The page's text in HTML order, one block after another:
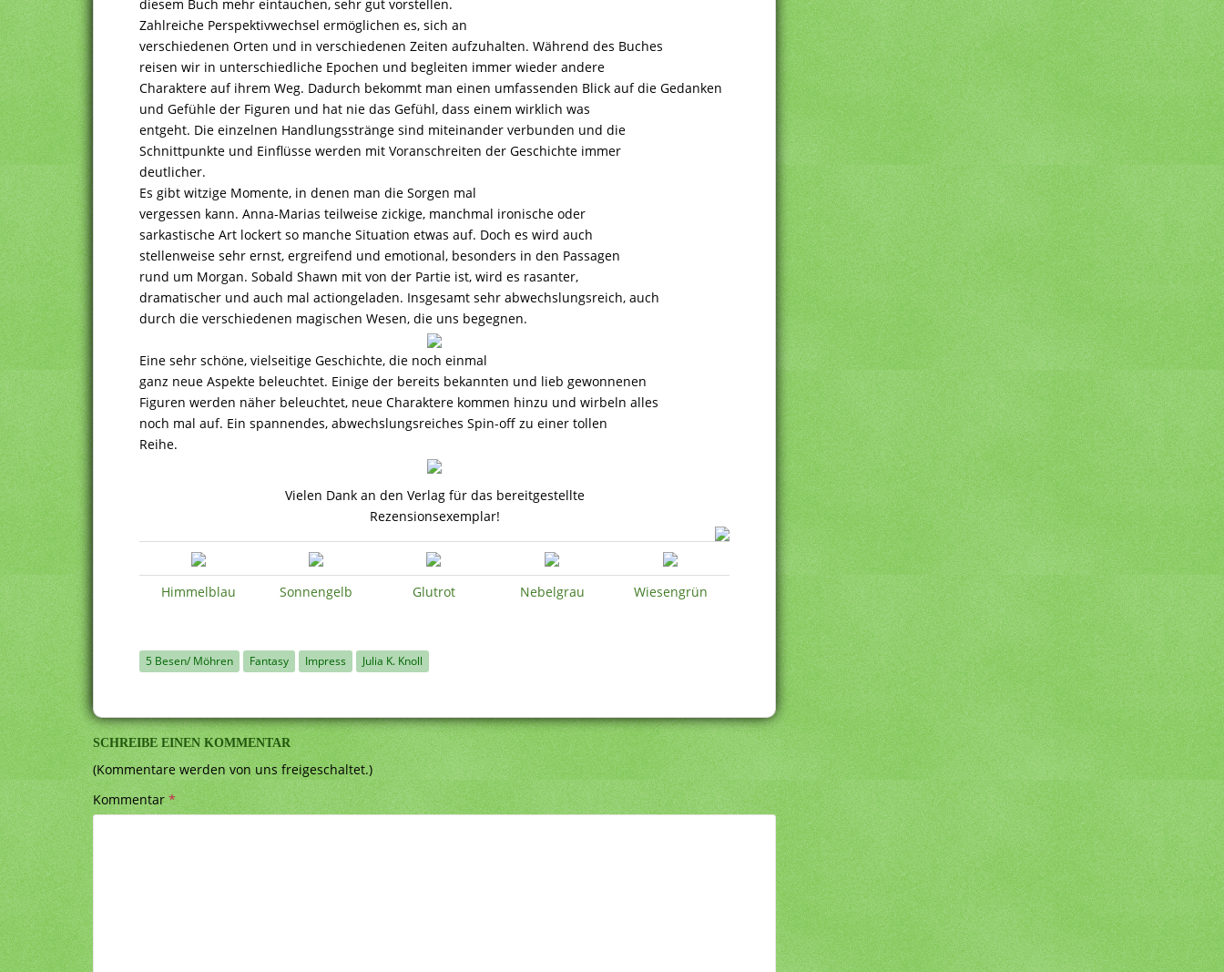
diesem Buch mehr eintauchen, sehr gut vorstellen.
Zahlreiche Perspektivwechsel ermöglichen es, sich an
verschiedenen Orten und in verschiedenen Zeiten aufzuhalten. Während des Buches
reisen wir in unterschiedliche Epochen und begleiten immer wieder andere
Charaktere auf ihrem Weg. Dadurch bekommt man einen umfassenden Blick auf die Gedanken
und Gefühle der Figuren und hat nie das Gefühl, dass einem wirklich was
entgeht. Die einzelnen Handlungsstränge sind miteinander verbunden und die
Schnittpunkte und Einflüsse werden mit Voranschreiten der Geschichte immer
deutlicher.
Es gibt witzige Momente, in denen man die Sorgen mal
vergessen kann. Anna-Marias teilweise zickige, manchmal ironische oder
sarkastische Art lockert so manche Situation etwas auf. Doch es wird auch
stellenweise sehr ernst, ergreifend und emotional, besonders in den Passagen
rund um Morgan. Sobald Shawn mit von der Partie ist, wird es rasanter,
dramatischer und auch mal actiongeladen. Insgesamt sehr abwechslungsreich, auch
durch die verschiedenen magischen Wesen, die uns begegnen.
Eine sehr schöne, vielseitige Geschichte, die noch einmal
ganz neue Aspekte beleuchtet. Einige der bereits bekannten und lieb gewonnenen
Figuren werden näher beleuchtet, neue Charaktere kommen hinzu und wirbeln alles
noch mal auf. Ein spannendes, abwechslungsreiches Spin-off zu einer tollen
Reihe.
Vielen Dank an den Verlag für das bereitgestellte
Rezensionsexemplar!
Himmelblau Sonnengelb Glutrot Nebelgrau Wiesengrün
5 Besen/ Möhren Fantasy Impress Julia K. Knoll
SCHREIBE EINEN KOMMENTAR
(Kommentare werden von uns freigeschaltet.)
Kommentar*